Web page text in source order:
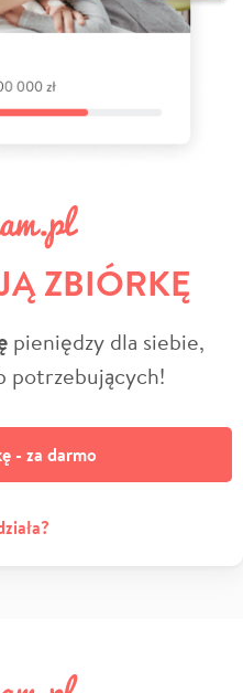
ZBIÓRKĘ
pieniędzy dla siebie,
potrzebujących!
- za darmo